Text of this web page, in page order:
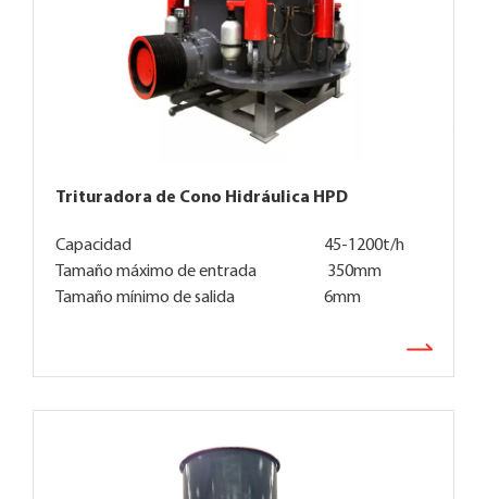
Trituradora de Cono Hidráulica HPD
Capacidad
45-1200t/h
Tamaño máximo de entrada
350mm
Tamaño mínimo de salida
6mm